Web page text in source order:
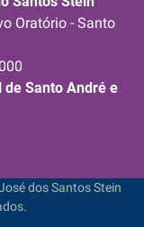
Oratório - Santo
Santo André e
dos Santos Stein